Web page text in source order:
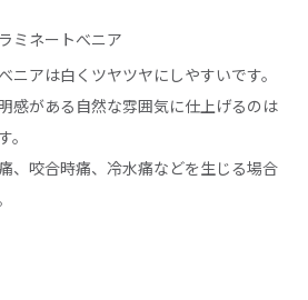
ミネートべニア
ニアは白くツヤツヤにしやすいです。
感がある自然な雰囲気に仕上げるのは
。
、咬合時痛、冷水痛などを生じる場合